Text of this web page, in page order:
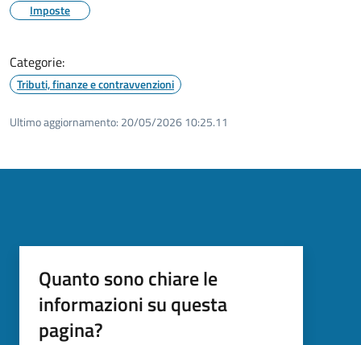
Imposte
Categorie:
Tributi, finanze e contravvenzioni
Ultimo aggiornamento: 20/05/2026 10:25.11
Quanto sono chiare le
informazioni su questa
pagina?